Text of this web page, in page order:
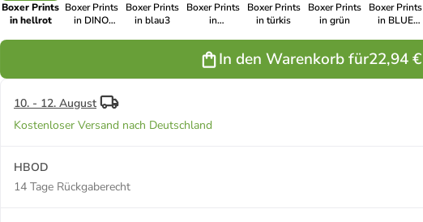
Boxer Prints
in hellrot
Boxer Prints
in DINO
Boxer Prints
in blau3
Boxer Prints
in
Boxer Prints
in türkis
Boxer Prints
in grün
Boxer Prints
in BLUE
In den Warenkorb für22,94 €
10. - 12. August
Kostenloser Versand nach Deutschland
HBOD
14 Tage Rückgaberecht